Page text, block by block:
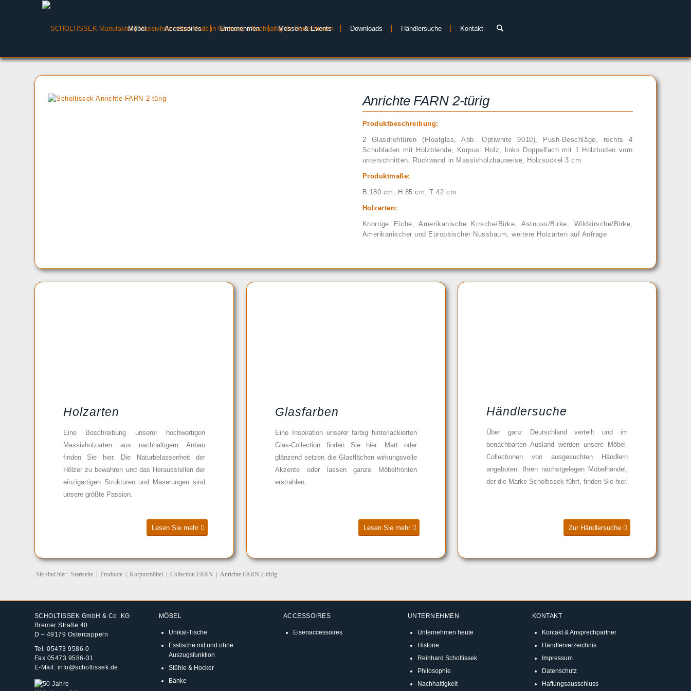
Möbel Accessoires Unternehmen Messen & Events Downloads Händlersuche Kontakt
Anrichte FARN 2-türig
Produktbeschreibung:
2 Glasdrehtüren (Floatglas, Abb. Optiwhite 9010), Push-Beschläge, rechts 4
Schubladen mit Holzblende, Korpus: Holz, links Doppelfach mit 1 Holzboden vorn
unterschnitten, Rückwand in Massivholzbauweise, Holzsockel 3 cm
Produktmaße:
B 180 cm, H 85 cm, T 42 cm
Holzarten:
Knorrige Eiche, Amerikanische Kirsche/Birke, Astnuss/Birke, Wildkirsche/Birke,
Amerikanischer und Europäischer Nussbaum, weitere Holzarten auf Anfrage
Holzarten
Eine Beschreibung unserer hochwertigen
Massivholzarten aus nachhaltigem Anbau
finden Sie hier. Die Naturbelassenheit der
Hölzer zu bewahren und das Herausstellen der
einzigartigen Strukturen und Maserungen sind
unsere größte Passion.
Lesen Sie mehr
Glasfarben
Eine Inspiration unserer farbig hinterlackierten
Glas-Collection finden Sie hier. Matt oder
glänzend setzen die Glasflächen wirkungsvolle
Akzente oder lassen ganze Möbelfronten
erstrahlen.
Lesen Sie mehr
Händlersuche
Über ganz Deutschland verteilt und im
benachbarten Ausland werden unsere Möbel-
Collectionen von ausgesuchten Händlern
angeboten. Ihren nächstgelegen Möbelhandel,
der die Marke Scholtissek führt, finden Sie hier.
Zur Händlersuche
Sie sind hier: Startseite Produkte Korpusmöbel Collection FARN Anrichte FARN 2-türig
SCHOLTISSEK GmbH & Co. KG
Bremer Straße 40
D – 49179 Ostercappeln
Tel.05473 9586-0
Fax 05473 9586-31
E-Mail: info@scholtissek.de
MÖBEL
Unikat-Tische
Esstische mit und ohne
Auszugsfunktion
Stühle & Hocker
Bänke
ACCESSOIRES
Eisenaccessoires
UNTERNEHMEN
Unternehmen heute
Historie
Reinhard Scholtissek
Philosophie
Nachhaltigkeit
KONTAKT
Kontakt & Ansprechpartner
Händlerverzeichnis
Impressum
Datenschutz
Haftungsausschluss